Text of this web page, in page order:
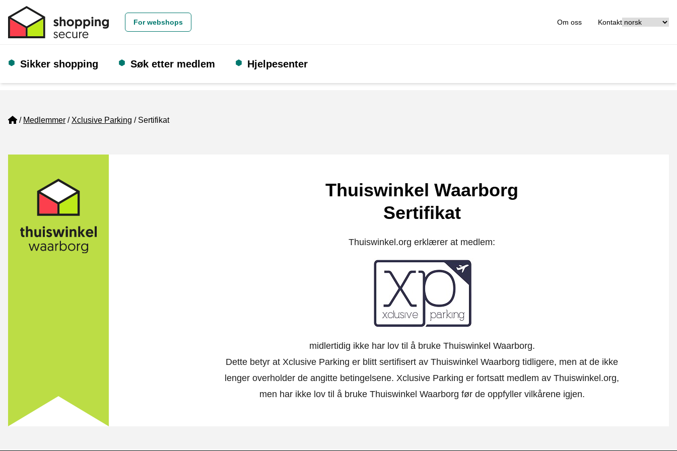
For webshops Om oss Kontakt
Sikker shopping Søk etter medlem Hjelpesenter
Home
Medlemmer Xclusive Parking Sertifikat
Thuiswinkel Waarborg
Sertifikat
Thuiswinkel.org erklærer at medlem:
midlertidig ikke har lov til å bruke Thuiswinkel Waarborg.
Dette betyr at Xclusive Parking er blitt sertifisert av Thuiswinkel Waarborg tidligere, men at de ikke
lenger overholder de angitte betingelsene. Xclusive Parking er fortsatt medlem av Thuiswinkel.org,
men har ikke lov til å bruke Thuiswinkel Waarborg før de oppfyller vilkårene igjen.